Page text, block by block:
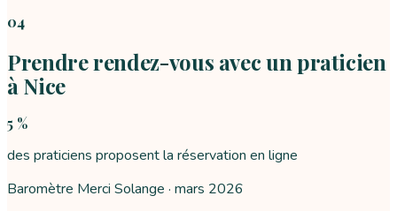
04
Prendre rendez-vous avec un praticien
à Nice
5 %
des praticiens proposent la réservation en ligne
Baromètre Merci Solange · mars 2026